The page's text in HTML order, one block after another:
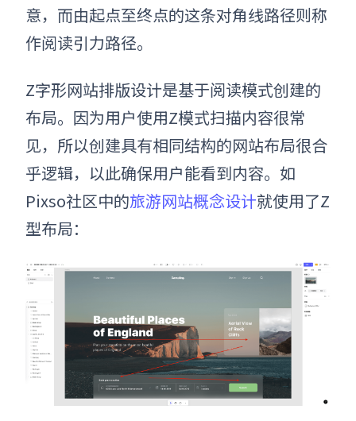
意，而由起点至终点的这条对角线路径则称
作阅读引力路径。
Z字形网站排版设计是基于阅读模式创建的
布局。因为用户使用Z模式扫描内容很常
见，所以创建具有相同结构的网站布局很合
乎逻辑，以此确保用户能看到内容。如
Pixso社区中的旅游网站概念设计就使用了Z
型布局：